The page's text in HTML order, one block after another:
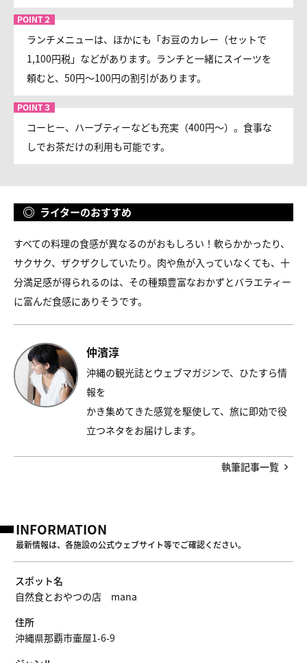
ランチメニューは、ほかにも「お豆のカレー（セットで
1,100円税」などがあります。ランチと一緒にスイーツを
頼むと、50円～100円の割引があります。
コーヒー、ハーブティーなども充実（400円～）。食事な
しでお茶だけの利用も可能です。
ライターのおすすめ
すべての料理の食感が異なるのがおもしろい！軟らかかったり、
サクサク、ザクザクしていたり。肉や魚が入っていなくても、十
分満足感が得られるのは、その種類豊富なおかずとバラエティー
に富んだ食感にありそうです。
仲濱淳
沖縄の観光誌とウェブマガジンで、ひたすら情
報を
かき集めてきた感覚を駆使して、旅に即効で役
立つネタをお届けします。
執筆記事一覧
INFORMATION
最新情報は、各施設の公式ウェブサイト等でご確認ください。
スポット名
自然食とおやつの店 mana
住所
沖縄県那覇市壷屋1-6-9